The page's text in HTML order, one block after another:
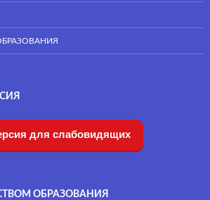
для слабовидящих
ОБРАЗОВАНИЯ